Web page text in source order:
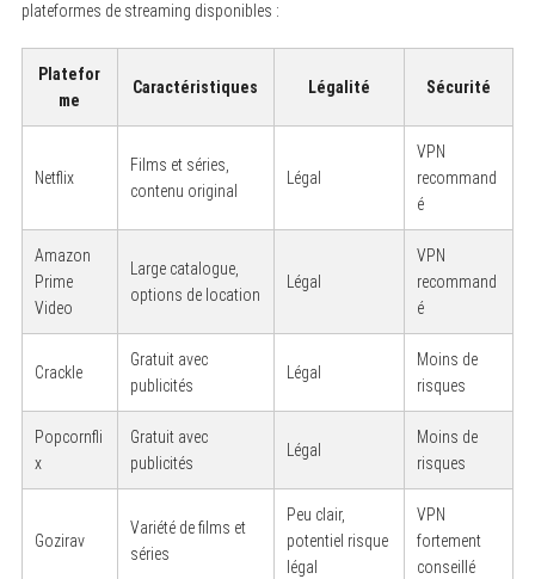
plateformes de streaming disponibles :
Platefor
me
Caractéristiques Légalité Sécurité
Netflix
Films et séries,
contenu original
Légal
VPN
recommand
é
Amazon
Prime
Video
Large catalogue,
options de location
Légal
VPN
recommand
é
Crackle
Gratuit avec
publicités
Légal
Moins de
risques
Popcornfli
x
Gratuit avec
publicités
Légal
Moins de
risques
Gozirav
Variété de films et
séries
Peu clair,
potentiel risque
légal
VPN
fortement
conseillé